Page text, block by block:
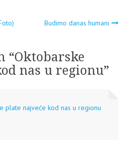
Budimo danas humani
“Oktobarske
nas u regionu”
plate najveće kod nas u regionu